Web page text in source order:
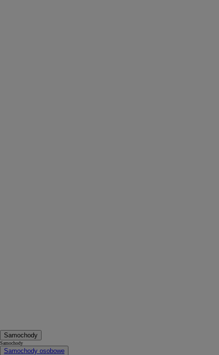
Samochody
Samochody
Samochody osobowe